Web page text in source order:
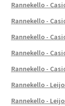
Rannekello -
Rannekello -
Rannekello -
Rannekello -
Rannekello -
Rannekello -
Rannekello -